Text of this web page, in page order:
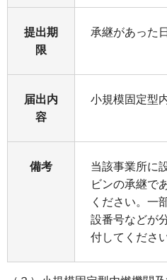
提出期
限
承継があった
届出内
容
小規模固定型
備考
当該事業所に
ビンの承継で
ください。一
設番号などが
付してください